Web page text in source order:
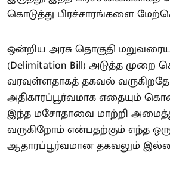
கொடுத்து பிரச்சாரங்களை
ஒன்றிய அரசு தொகுதி
(Delimitation Bill) அடுத்த
வரவுள்ளதாகத் தகவல்
அதிகாரப்பூர்வமாக எதையும்
இந்த மசோதாவை மாற்றி
வருகிறோம் என்பதற்கும் எந்த
ஆதாரப்பூர்வமான தகவலும்